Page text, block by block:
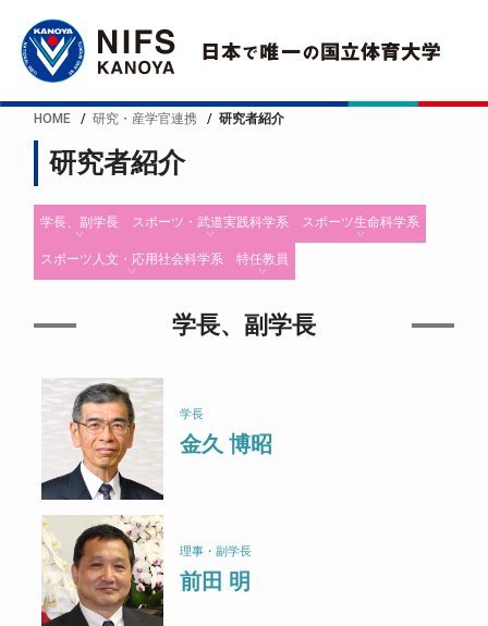
HOME 研究・産学官連携 研究者紹介
研究者紹介
学長、副学長 スポーツ・武道実践科学系 スポーツ生命科学系
スポーツ人文・応用社会科学系 特任教員
学長、副学長
金久 博昭
学長
前田 明
理事・副学長